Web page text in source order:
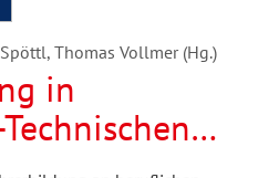
Thomas Vollmer (Hg.)
in